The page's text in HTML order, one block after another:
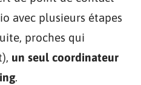
avec plusieurs étapes
proches qui
un seul coordinateur
.